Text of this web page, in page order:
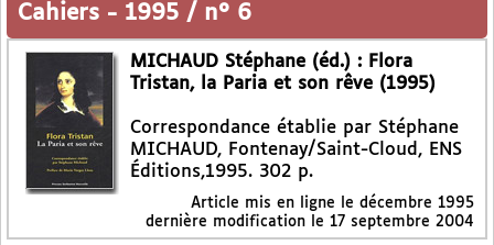
Cahiers - 1995 / n° 6
MICHAUD Stéphane (éd.) : Flora
Tristan, la Paria et son rêve (1995)
Correspondance établie par Stéphane
MICHAUD, Fontenay/Saint-Cloud, ENS
Éditions,1995. 302 p.
Article mis en ligne le décembre 1995
dernière modification le 17 septembre 2004